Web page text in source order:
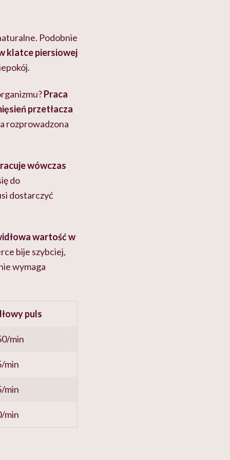
Podobnie
klatce piersiowej
Praca
przetłacza
rozprowadzona
wówczas
do
dostarczyć
wartość w
bije szybciej,
wymaga
puls
min
min
min
min